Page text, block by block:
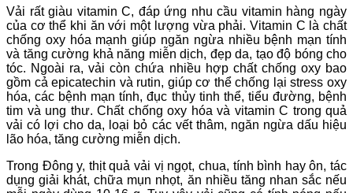
Vải rất giàu vitamin C, đáp ứng nhu cầu vitamin hàng ngày
của cơ thể khi ăn với một lượng vừa phải. Vitamin C là chất
chống oxy hóa mạnh giúp ngăn ngừa nhiều bệnh mạn tính
và tăng cường khả năng miễn dịch, đẹp da, tạo độ bóng cho
tóc. Ngoài ra, vải còn chứa nhiều hợp chất chống oxy bao
gồm cả epicatechin và rutin, giúp cơ thể chống lại stress oxy
hóa, các bệnh mạn tính, đục thủy tinh thể, tiểu đường, bệnh
tim và ung thư. Chất chống oxy hóa và vitamin C trong quả
vải có lợi cho da, loại bỏ các vết thâm, ngăn ngừa dấu hiệu
lão hóa, tăng cường miễn dịch.
Trong Đông y, thịt quả vải vị ngọt, chua, tính bình hay ôn, tác
dụng giải khát, chữa mụn nhọt, ăn nhiều tăng nhan sắc nếu